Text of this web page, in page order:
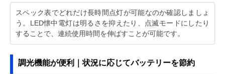
スペック表でどれだけ長時間点灯が可能なのか確認しましょ
う。LED懐中電灯は明るさを抑えたり、点滅モードにしたり
することで、連続使用時間を伸ばすことが可能です。
調光機能が便利｜状況に応じてバッテリーを節約